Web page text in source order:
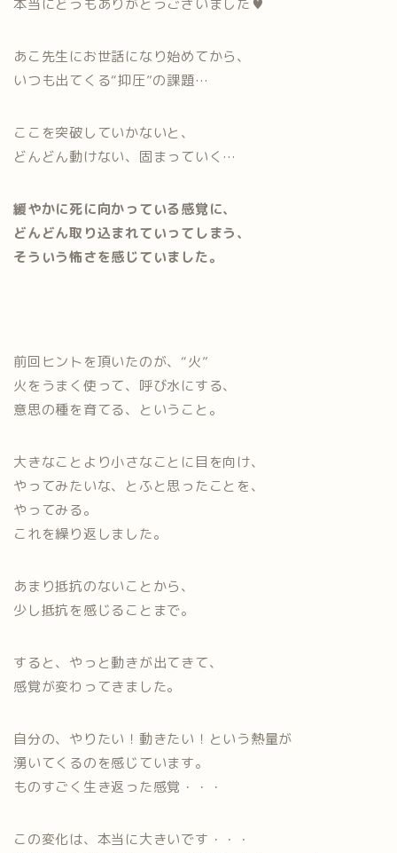
本当にどうもありがとうございました♥
あこ先生にお世話になり始めてから、
いつも出てくる“抑圧”の課題…
ここを突破していかないと、
どんどん動けない、固まっていく…
緩やかに死に向かっている感覚に、
どんどん取り込まれていってしまう、
そういう怖さを感じていました。
前回ヒントを頂いたのが、“火”
火をうまく使って、呼び水にする、
意思の種を育てる、ということ。
大きなことより小さなことに目を向け、
やってみたいな、とふと思ったことを、
やってみる。
これを繰り返しました。
あまり抵抗のないことから、
少し抵抗を感じることまで。
すると、やっと動きが出てきて、
感覚が変わってきました。
自分の、やりたい！動きたい！という熱量が
湧いてくるのを感じています。
ものすごく生き返った感覚・・・
この変化は、本当に大きいです・・・